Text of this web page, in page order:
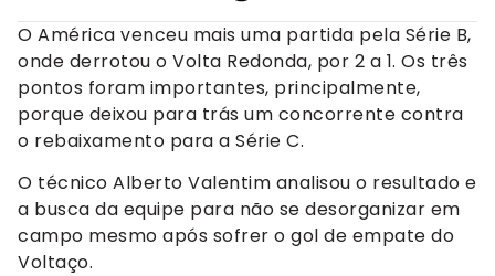
O América venceu mais uma partida pela Série B,
onde derrotou o Volta Redonda, por 2 a 1. Os três
pontos foram importantes, principalmente,
porque deixou para trás um concorrente contra
o rebaixamento para a Série C.
O técnico Alberto Valentim analisou o resultado e
a busca da equipe para não se desorganizar em
campo mesmo após sofrer o gol de empate do
Voltaço.